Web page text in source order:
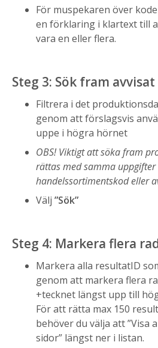
För muspekaren över
en förklaring i klartext till
vara en eller flera.
Steg 3: Sök fram
Filtrera i det
genom att förslagsvis
uppe i högra hörnet
OBS! Viktigt att söka fram
rättas med samma uppgifter
handelssortimentskod eller
Välj ”Sök”
Steg 4: Markera flera
Markera alla resultatID
genom att markera flera
+tecknet längst upp till
För att rätta max 150
behöver du välja att ”Visa
sidor” längst ner i listan.